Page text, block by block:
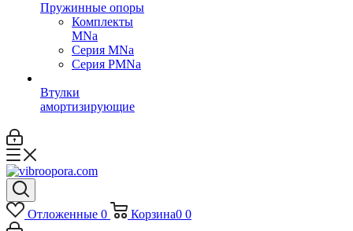
Пружинные опоры
Комплекты
MNa
Серия MNa
Серия PMNa
Втулки
амортизирующие
Отложенные 0 Корзина0 0